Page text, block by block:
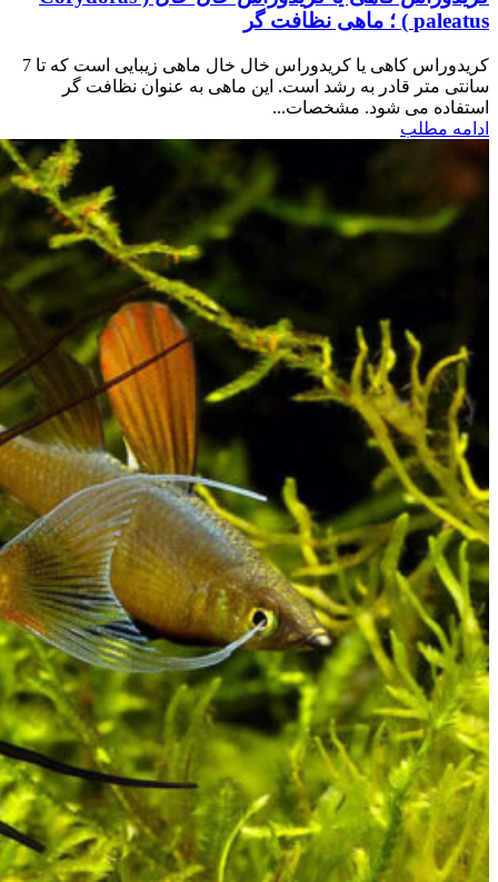
paleatus ) ؛ ماهی نظافت گر
کریدوراس کاهی یا کریدوراس خال خال ماهی زیبایی است که تا 7
سانتی متر قادر به رشد است. این ماهی به عنوان نظافت گر
استفاده می شود. مشخصات...
ادامه مطلب